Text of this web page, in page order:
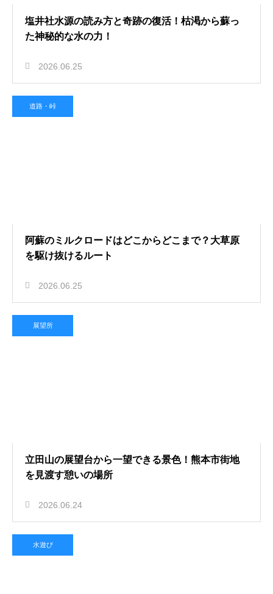
塩井社水源の読み方と奇跡の復活！枯渇から蘇っ
た神秘的な水の力！
2026.06.25
道路・峠
阿蘇のミルクロードはどこからどこまで？大草原
を駆け抜けるルート
2026.06.25
展望所
立田山の展望台から一望できる景色！熊本市街地
を見渡す憩いの場所
2026.06.24
水遊び